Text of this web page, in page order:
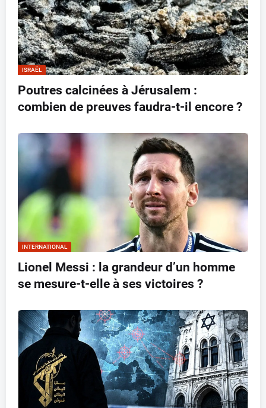
ISRAËL
Poutres calcinées à Jérusalem :
combien de preuves faudra-t-il encore ?
INTERNATIONAL
Lionel Messi : la grandeur d’un homme
se mesure-t-elle à ses victoires ?